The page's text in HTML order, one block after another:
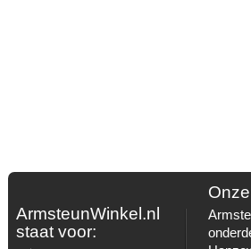
ArmsteunWinkel.nl
staat voor: